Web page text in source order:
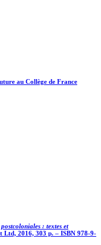
au Collège de France
: textes et
Ltd, 2016, 303 p. – ISBN 978-9-